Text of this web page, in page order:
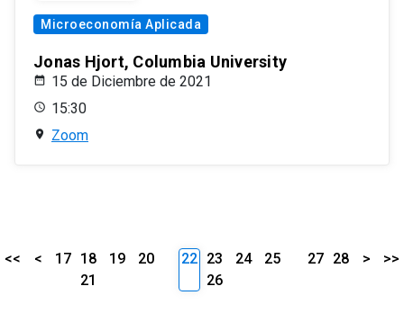
Microeconomía Aplicada
Jonas Hjort, Columbia University
15 de Diciembre de 2021
15:30
Zoom
<< < 17 18 19
20
21
22 23 24
25
26
27 28 > >>